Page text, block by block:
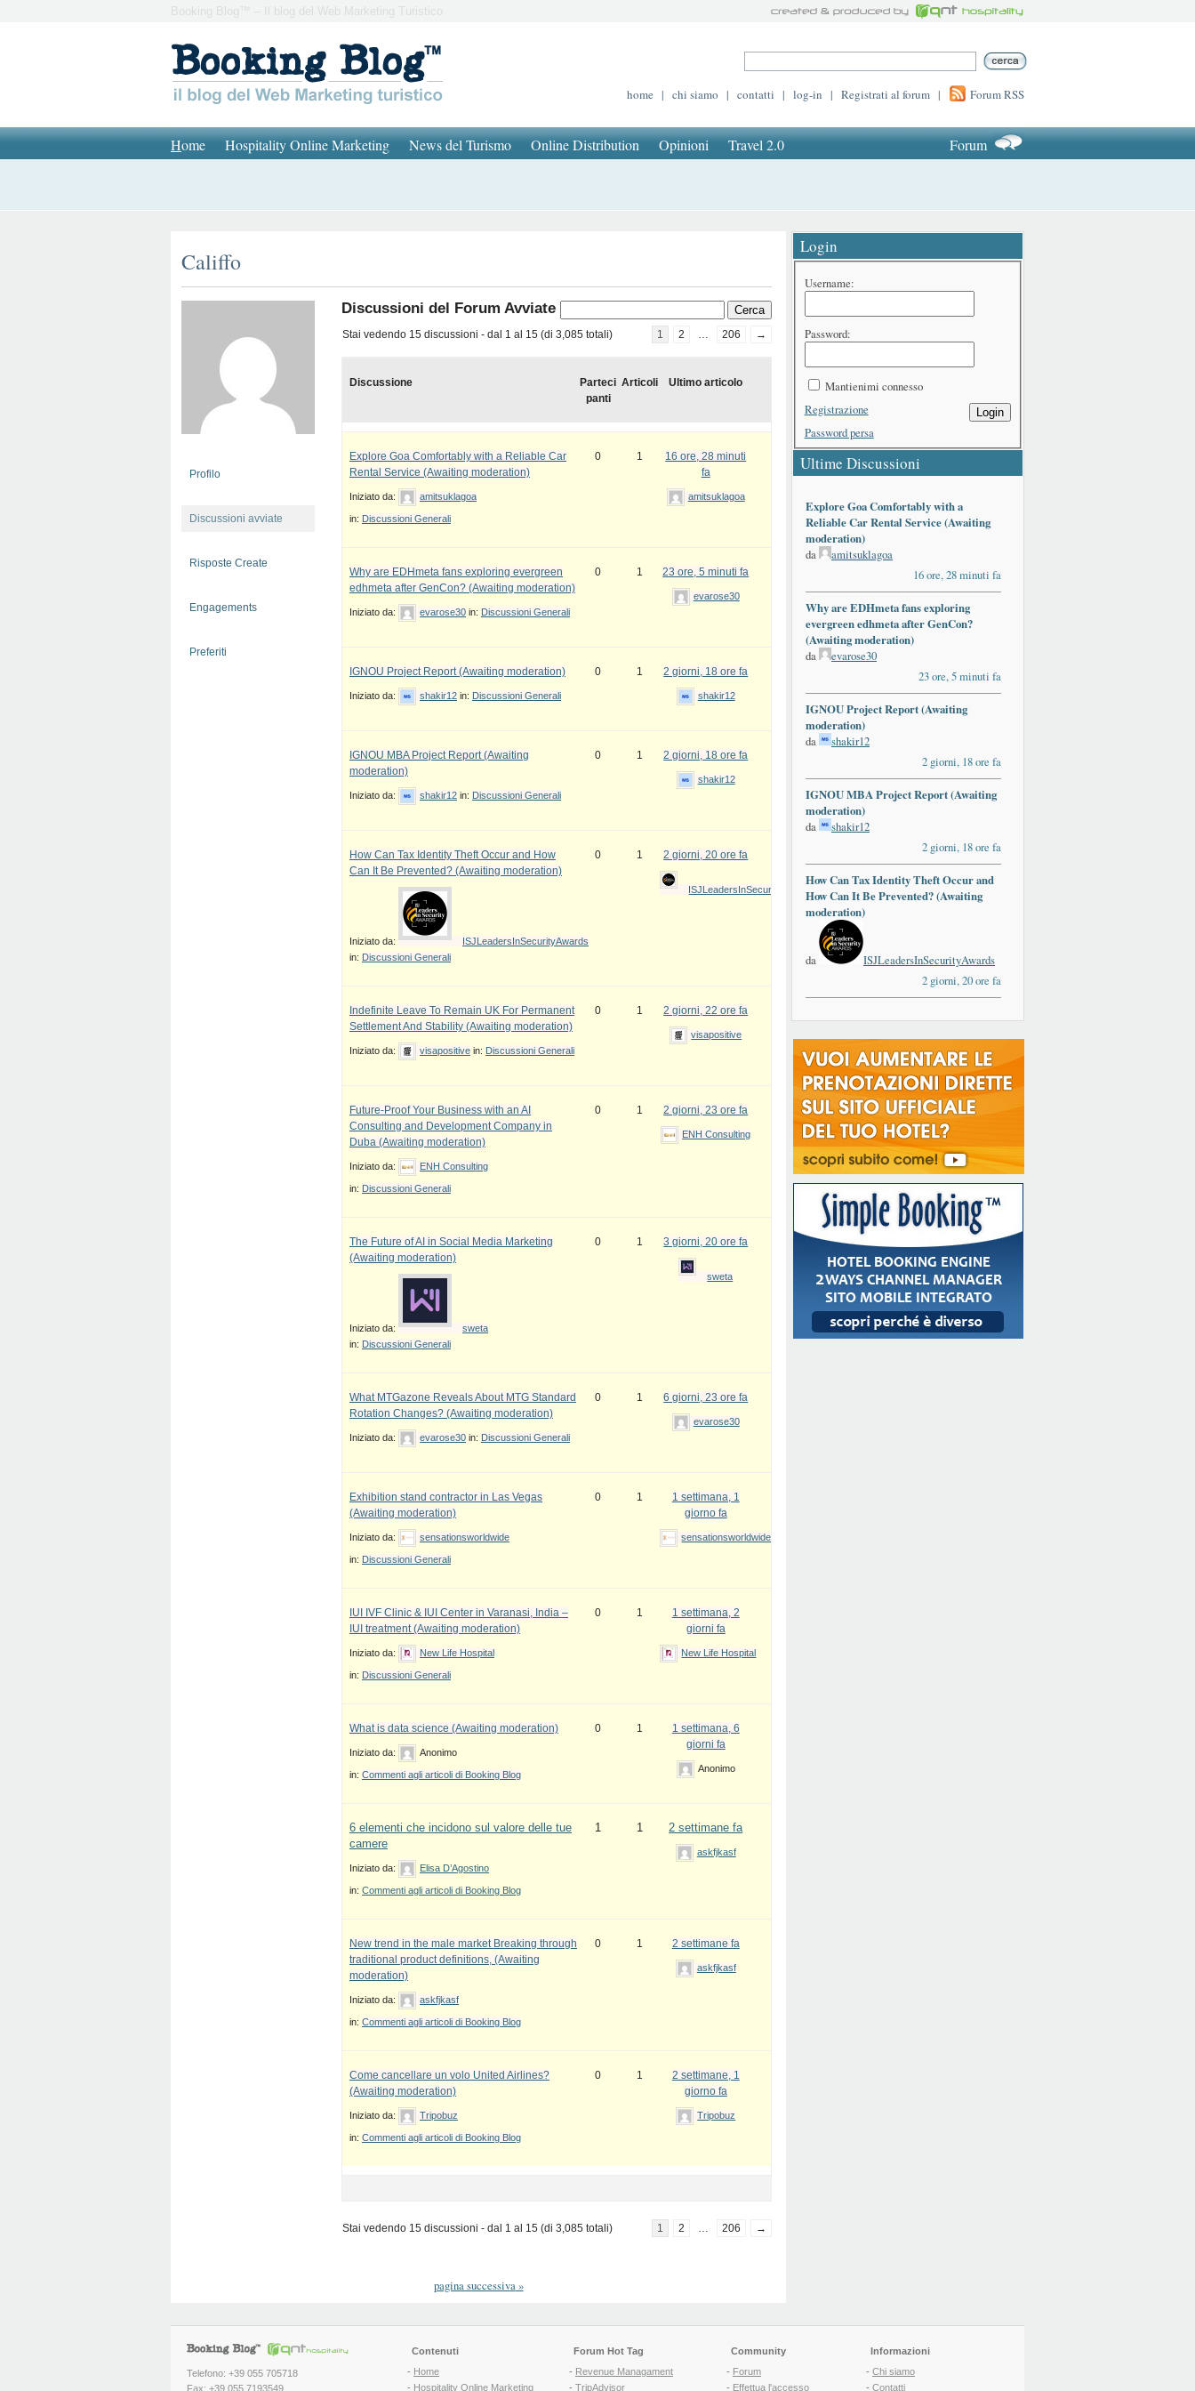
Booking Blog™ – Il blog del Web Marketing Turistico
home | chi siamo | contatti | log-in | Registrati al forum | Forum RSS
Home Hospitality Online Marketing News del Turismo Online Distribution Opinioni Travel 2.0 Forum
Califfo
Profilo
Discussioni avviate
Risposte Create
Engagements
Preferiti
Discussioni del Forum Avviate
Stai vedendo 15 discussioni - dal 1 al 15 (di 3,085 totali) 1 2 … 206 →
Discussione
Parteci
panti
Articoli Ultimo articolo
Explore Goa Comfortably with a Reliable Car
Rental Service (Awaiting moderation)
Iniziato da: amitsuklagoa
in: Discussioni Generali
0 1
16 ore, 28 minuti
fa
amitsuklagoa
Why are EDHmeta fans exploring evergreen
edhmeta after GenCon? (Awaiting moderation)
Iniziato da: evarose30 in: Discussioni Generali
0 1 23 ore, 5 minuti fa
evarose30
IGNOU Project Report (Awaiting moderation)
Iniziato da: shakir12 in: Discussioni Generali
0 1 2 giorni, 18 ore fa
shakir12
IGNOU MBA Project Report (Awaiting
moderation)
Iniziato da: shakir12 in: Discussioni Generali
0 1 2 giorni, 18 ore fa
shakir12
How Can Tax Identity Theft Occur and How
Can It Be Prevented? (Awaiting moderation)
Iniziato da:
ISJLeadersInSecurityAwards
in: Discussioni Generali
0 1 2 giorni, 20 ore fa
ISJLeadersInSecurityAwards
Indefinite Leave To Remain UK For Permanent
Settlement And Stability (Awaiting moderation)
Iniziato da: visapositive in: Discussioni Generali
0 1 2 giorni, 22 ore fa
visapositive
Future-Proof Your Business with an AI
Consulting and Development Company in
Duba (Awaiting moderation)
Iniziato da: ENH Consulting
in: Discussioni Generali
0 1 2 giorni, 23 ore fa
ENH Consulting
The Future of AI in Social Media Marketing
(Awaiting moderation)
Iniziato da:
sweta
in: Discussioni Generali
0 1 3 giorni, 20 ore fa
sweta
What MTGazone Reveals About MTG Standard
Rotation Changes? (Awaiting moderation)
Iniziato da: evarose30 in: Discussioni Generali
0 1 6 giorni, 23 ore fa
evarose30
Exhibition stand contractor in Las Vegas
(Awaiting moderation)
Iniziato da: sensationsworldwide
in: Discussioni Generali
0 1
1 settimana, 1
giorno fa
sensationsworldwide
IUI IVF Clinic & IUI Center in Varanasi, India –
IUI treatment (Awaiting moderation)
Iniziato da: New Life Hospital
in: Discussioni Generali
0 1
1 settimana, 2
giorni fa
New Life Hospital
What is data science (Awaiting moderation)
Iniziato da: Anonimo
in: Commenti agli articoli di Booking Blog
0 1
1 settimana, 6
giorni fa
Anonimo
6 elementi che incidono sul valore delle tue
camere
Iniziato da: Elisa D’Agostino
in: Commenti agli articoli di Booking Blog
1 1 2 settimane fa
askfjkasf
New trend in the male market Breaking through
traditional product definitions, (Awaiting
moderation)
Iniziato da: askfjkasf
in: Commenti agli articoli di Booking Blog
0 1 2 settimane fa
askfjkasf
Come cancellare un volo United Airlines?
(Awaiting moderation)
Iniziato da: Tripobuz
in: Commenti agli articoli di Booking Blog
0 1
2 settimane, 1
giorno fa
Tripobuz
Stai vedendo 15 discussioni - dal 1 al 15 (di 3,085 totali) 1 2 … 206 →
pagina successiva»
Login
Username:
Password:
Mantienimi connesso
Login
Registrazione
Password persa
Ultime Discussioni
Explore Goa Comfortably with a
Reliable Car Rental Service (Awaiting
moderation)
da
amitsuklagoa
16 ore, 28 minuti fa
Why are EDHmeta fans exploring
evergreen edhmeta after GenCon?
(Awaiting moderation)
da
evarose30
23 ore, 5 minuti fa
IGNOU Project Report (Awaiting
moderation)
da
shakir12
2 giorni, 18 ore fa
IGNOU MBA Project Report (Awaiting
moderation)
da
shakir12
2 giorni, 18 ore fa
How Can Tax Identity Theft Occur and
How Can It Be Prevented? (Awaiting
moderation)
da
ISJLeadersInSecurityAwards
2 giorni, 20 ore fa
Telefono: +39 055 705718
Fax: +39 055 7193549
Contenuti
- Home
- Hospitality Online Marketing
Forum Hot Tag
- Revenue Managament
- TripAdvisor
Community
- Forum
- Effettua l'accesso
Informazioni
- Chi siamo
- Contatti